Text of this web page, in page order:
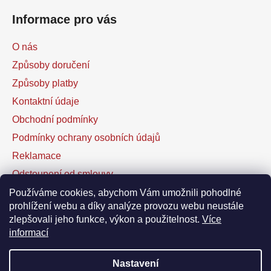
Používáme cookies, abychom Vám umožnili pohodlné
prohlížení webu a díky analýze provozu webu neustále
zlepšovali jeho funkce, výkon a použitelnost. Více
informací
Nastavení
Informace pro vás
O nás
Způsoby doručení
Způsoby platby
Kontaktní údaje
Obchodní podmínky
Podmínky ochrany osobních údajů
Reklamace
Odstoupení od smlouvy
Kontaktní formulář
Facebook